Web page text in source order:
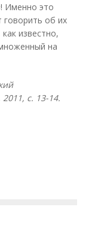
Именно это
говорить об их
известно,
на
с. 13-14.